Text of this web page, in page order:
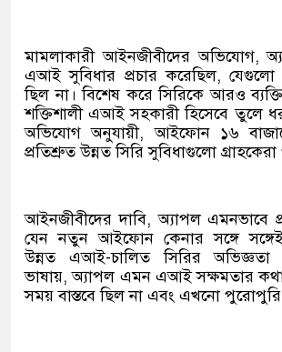
মামলাকারী আইনজীবীদের অভিযোগ,
এআই সুবিধার প্রচার করেছিল,
ছিল না। বিশেষ করে সিরিকে আরও
শক্তিশালী এআই সহকারী হিসেবে তুলে
অভিযোগ অনুযায়ী, আইফোন ১৬
প্রতিশ্রুত উন্নত সিরি সুবিধাগুলো গ্রাহকেরা
আইনজীবীদের দাবি, অ্যাপল এমনভাবে
যেন নতুন আইফোন কেনার সঙ্গে সঙ্গেই
উন্নত এআই-চালিত সিরির অভিজ্ঞতা
ভাষায়, অ্যাপল এমন এআই সক্ষমতার
সময় বাস্তবে ছিল না এবং এখনো